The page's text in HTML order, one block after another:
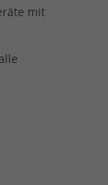
mit